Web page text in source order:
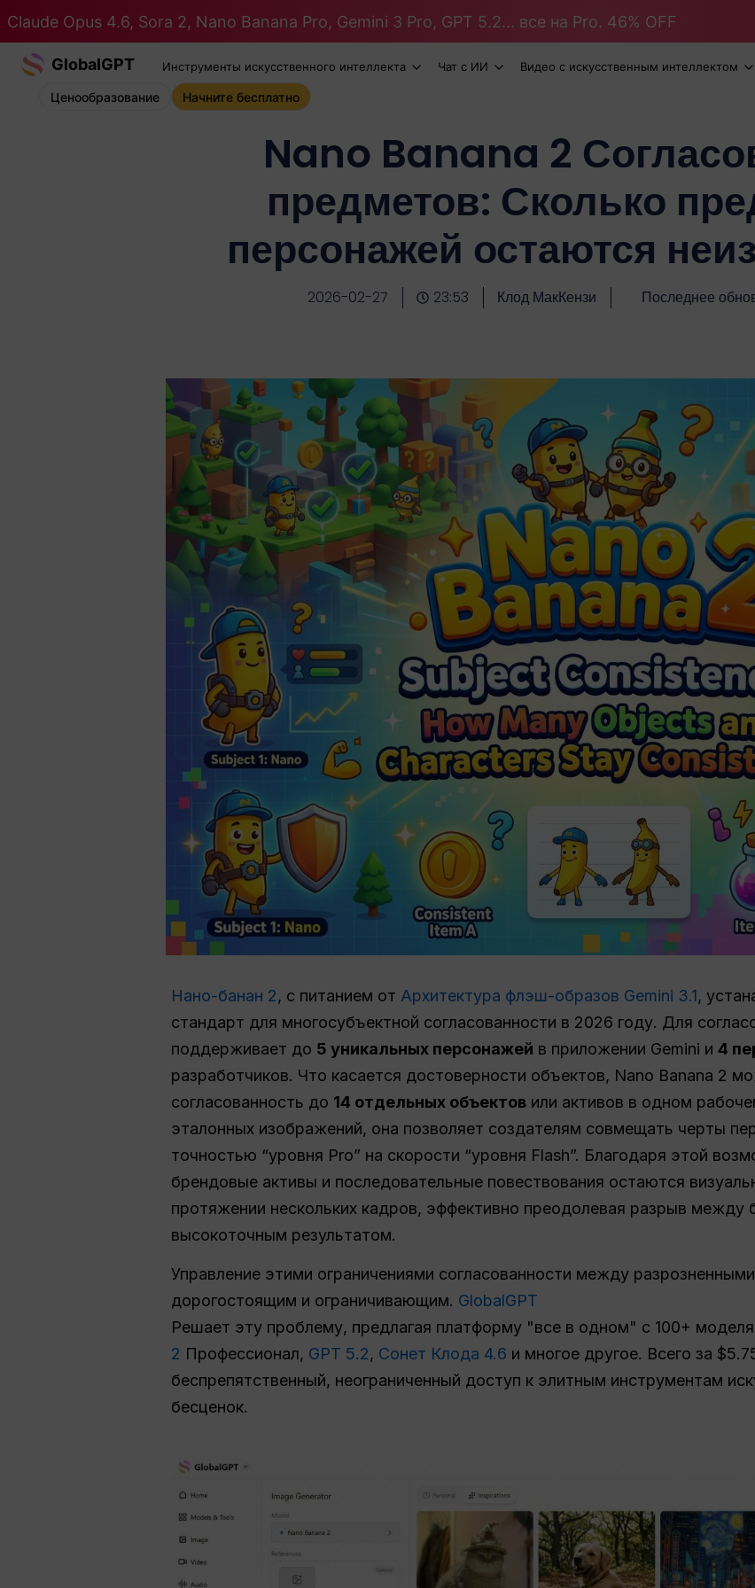
Claude Opus 4.6, Sora 2, Nano Banana Pro, Gemini 3 Pro, GPT 5.2... все на Pro. 46% OFF
GlobalGPT Инструменты искусственного интеллекта Чат с ИИ Видео с искусственным интеллектом
Ценообразование Начните бесплатно
Nano Banana 2
предметов: Сколько
персонажей остаются
2026-02-27 23:53 Клод МакКензи Последнее
Нано-банан 2, с питанием от Архитектура флэш-образов Gemini 3.1,
стандарт для многосубъектной согласованности в 2026 году. Для
поддерживает до 5 уникальных персонажей в приложении Gemini и 4
разработчиков. Что касается достоверности объектов, Nano Banana 2
согласованность до 14 отдельных объектов или активов в одном
эталонных изображений, она позволяет создателям совмещать черты
точностью “уровня Pro” на скорости “уровня Flash”. Благодаря этой
брендовые активы и последовательные повествования остаются
протяжении нескольких кадров, эффективно преодолевая разрыв между
высокоточным результатом.
Управление этими ограничениями согласованности между
дорогостоящим и ограничивающим. GlobalGPT
Решает эту проблему, предлагая платформу "все в одном" с 100+
2 Профессионал, GPT 5.2, Сонет Клода 4.6 и многое другое. Всего за
беспрепятственный, неограниченный доступ к элитным инструментам
бесценок.